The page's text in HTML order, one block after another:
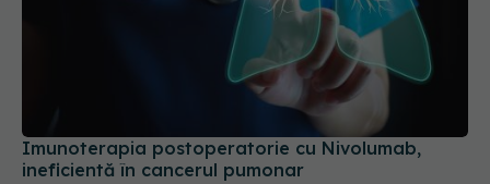
Imunoterapia postoperatorie cu Nivolumab,
ineficientă în cancerul pumonar